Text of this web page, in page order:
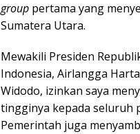
group pertama yang
Sumatera Utara.
Mewakili Presiden
Indonesia, Airlangga
Widodo, izinkan saya
tingginya kepada seluruh
Pemerintah juga